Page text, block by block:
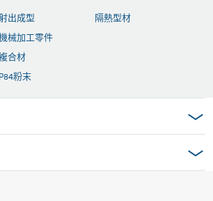
出成型
械加工零件
合材
P84粉末
隔熱型材